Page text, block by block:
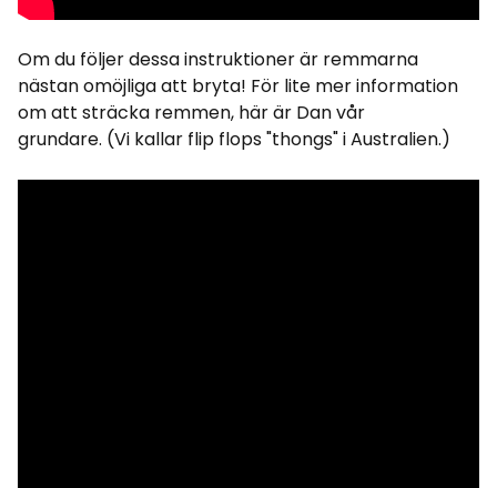
Om du följer dessa instruktioner är remmarna
nästan omöjliga att bryta! För lite mer information
om att sträcka remmen, här är Dan vår
grundare. (Vi kallar flip flops "thongs" i Australien.)